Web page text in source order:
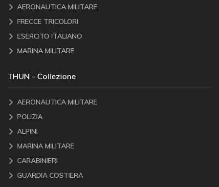
AERONAUTICA MILITARE
FRECCE TRICOLORI
ESERCITO ITALIANO
MARINA MILITARE
THUN - Collezione
AERONAUTICA MILITARE
POLIZIA
ALPINI
MARINA MILITARE
CARABINIERI
GUARDIA COSTIERA